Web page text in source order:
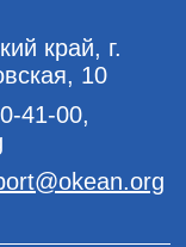
край, г.
10
41-00,